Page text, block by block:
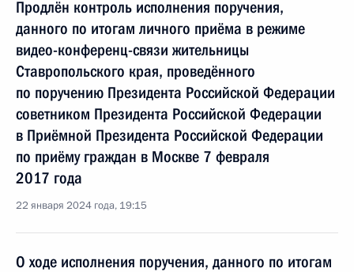
Продлён контроль исполнения поручения,
данного по итогам личного приёма в режиме
видео-конференц-связи жительницы
Ставропольского края, проведённого
по поручению Президента Российской Федерации
советником Президента Российской Федерации
в Приёмной Президента Российской Федерации
по приёму граждан в Москве 7 февраля
2017 года
22 января 2024 года, 19:15
О ходе исполнения поручения, данного по итогам